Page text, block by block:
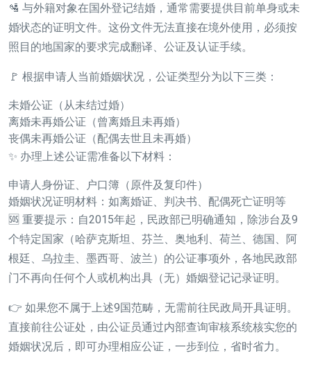
🛂 与外籍对象在国外登记结婚，通常需要提供目前单身或未
婚状态的证明文件。这份文件无法直接在境外使用，必须按
照目的地国家的要求完成翻译、公证及认证手续。
🚩 根据申请人当前婚姻状况，公证类型分为以下三类：
未婚公证 （从未结过婚）
离婚未再婚公证 （曾离婚且未再婚）
丧偶未再婚公证 （配偶去世且未再婚）
✨ 办理上述公证需准备以下材料：
申请人身份证、户口簿（原件及复印件）
婚姻状况证明材料：如离婚证、判决书、配偶死亡证明等
🆘 重要提示：自2015年起，民政部已明确通知，除涉台及9
个特定国家（哈萨克斯坦、芬兰、奥地利、荷兰、德国、阿
根廷、乌拉圭、墨西哥、波兰）的公证事项外，各地民政部
门不再向任何个人或机构出具（无）婚姻登记记录证明。
👉 如果您不属于上述9国范畴，无需前往民政局开具证明。
直接前往公证处，由公证员通过内部查询审核系统核实您的
婚姻状况后，即可办理相应公证，一步到位，省时省力。